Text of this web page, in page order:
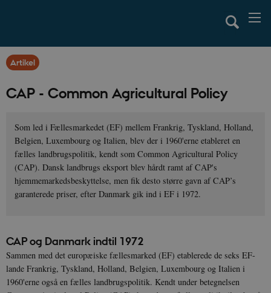
Artikel
CAP - Common Agricultural Policy
Som led i Fællesmarkedet (EF) mellem Frankrig, Tyskland, Holland,
Belgien, Luxembourg og Italien, blev der i 1960'erne etableret en
fælles landbrugspolitik, kendt som Common Agricultural Policy
(CAP). Dansk landbrugs eksport blev hårdt ramt af CAP's
hjemmemarkedsbeskyttelse, men fik desto større gavn af CAP’s
garanterede priser, efter Danmark gik ind i EF i 1972.
CAP og Danmark indtil 1972
Sammen med det europæiske fællesmarked (EF) etablerede de seks EF-
lande Frankrig, Tyskland, Holland, Belgien, Luxembourg og Italien i
1960'erne også en fælles landbrugspolitik. Kendt under betegnelsen